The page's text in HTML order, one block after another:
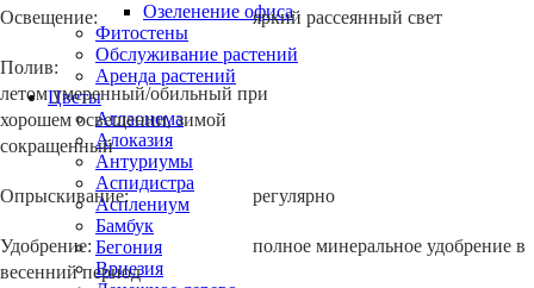
Озеленение офиса
Фитостены
Обслуживание растений
Аренда растений
Цветы
Аглаонема
Алоказия
Антуриумы
Аспидистра
Асплениум
Бамбук
Бегония
Вриезия
Освещение: яркий рассеянный свет
Полив:
летом умеренный/обильный при
хорошем освещении, зимой
сокращенный
Опрыскивание: регулярно
Удобрение:
полное минеральное удобрение в
весенний период